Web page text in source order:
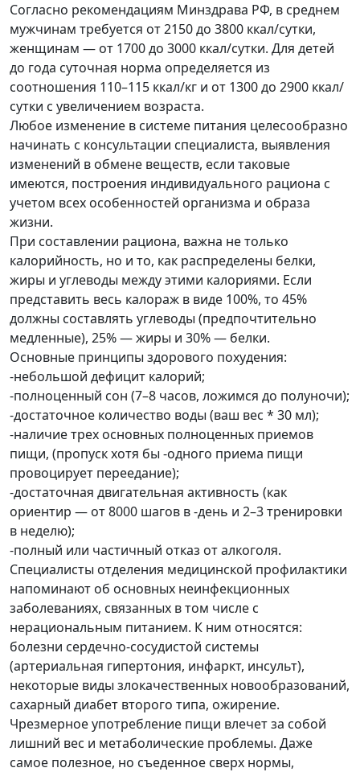
Согласно рекомендациям Минздрава РФ, в среднем
мужчинам требуется от 2150 до 3800 ккал/сутки,
женщинам — от 1700 до 3000 ккал/сутки. Для детей
до года суточная норма определяется из
соотношения 110–115 ккал/кг и от 1300 до 2900 ккал/
сутки с увеличением возраста.
Любое изменение в системе питания целесообразно
начинать с консультации специалиста, выявления
изменений в обмене веществ, если таковые
имеются, построения индивидуального рациона с
учетом всех особенностей организма и образа
жизни.
При составлении рациона, важна не только
калорийность, но и то, как распределены белки,
жиры и углеводы между этими калориями. Если
представить весь калораж в виде 100%, то 45%
должны составлять углеводы (предпочтительно
медленные), 25% — жиры и 30% — белки.
Основные принципы здорового похудения:
-небольшой дефицит калорий;
-полноценный сон (7–8 часов, ложимся до полуночи);
-достаточное количество воды (ваш вес * 30 мл);
-наличие трех основных полноценных приемов
пищи, (пропуск хотя бы -одного приема пищи
провоцирует переедание);
-достаточная двигательная активность (как
ориентир — от 8000 шагов в -день и 2–3 тренировки
в неделю);
-полный или частичный отказ от алкоголя.
Специалисты отделения медицинской профилактики
напоминают об основных неинфекционных
заболеваниях, связанных в том числе с
нерациональным питанием. К ним относятся:
болезни сердечно-сосудистой системы
(артериальная гипертония, инфаркт, инсульт),
некоторые виды злокачественных новообразований,
сахарный диабет второго типа, ожирение.
Чрезмерное употребление пищи влечет за собой
лишний вес и метаболические проблемы. Даже
самое полезное, но съеденное сверх нормы,